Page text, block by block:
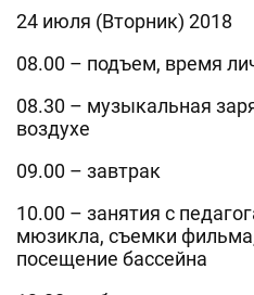
24 июля (Вторник) 2018
08.00 – подъем, время
08.30 – музыкальная
воздухе
09.00 – завтрак
10.00 – занятия с
мюзикла, съемки
посещение бассейна